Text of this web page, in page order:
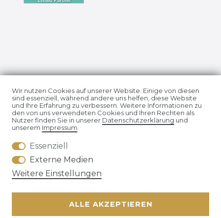
Impressum Daten­schutz­erklärung
AGB
Wir nutzen Cookies auf unserer Website. Einige von diesen
sind essenziell, während andere uns helfen, diese Website
und Ihre Erfahrung zu verbessern. Weitere Informationen zu
den von uns verwendeten Cookies und Ihren Rechten als
Nutzer finden Sie in unserer Daten­schutz­erklärung und
unserem Impressum.
Essenziell
Externe Medien
Weitere Einstellungen
ALLE AKZEPTIEREN